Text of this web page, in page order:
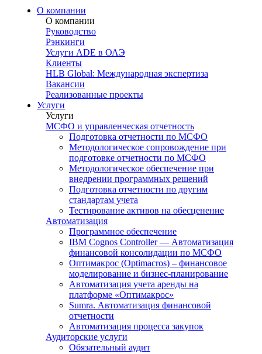
О компании
О компании
Руководство
Рэнкинги
Услуги ADE в ОАЭ
Клиенты
HLB Global: Международная экспертиза
Вакансии
Реализованные проекты
Услуги
Услуги
МСФО и управленческая отчетность
Подготовка отчетности по МСФО
Методологическое сопровождение при
подготовке отчетности по МСФО
Методологическое обеспечение при
внедрении программных решений
Подготовка отчетности по другим
стандартам учета
Тестирование активов на обесценение
Автоматизация
Программное обеспечение
IBM Cognos Controller — Автоматизация
финансовой консолидации по МСФО
Оптимакрос (Optimacros) – финансовое
моделирование и бизнес-планирование
Автоматизация учета аренды на
платформе «Оптимакрос»
Sumra. Автоматизация финансовой
отчетности
Автоматизация процесса закупок
Аудиторские услуги
Обязательный аудит